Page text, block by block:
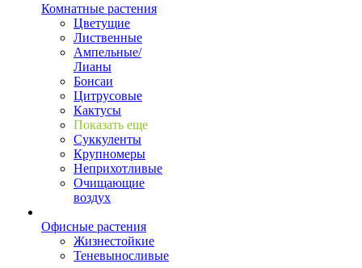
Комнатные растения
Цветущие
Лиственные
Ампельные/
Лианы
Бонсаи
Цитрусовые
Кактусы
Показать еще
Суккуленты
Крупномеры
Неприхотливые
Очищающие
воздух
Офисные растения
Жизнестойкие
Теневыносливые